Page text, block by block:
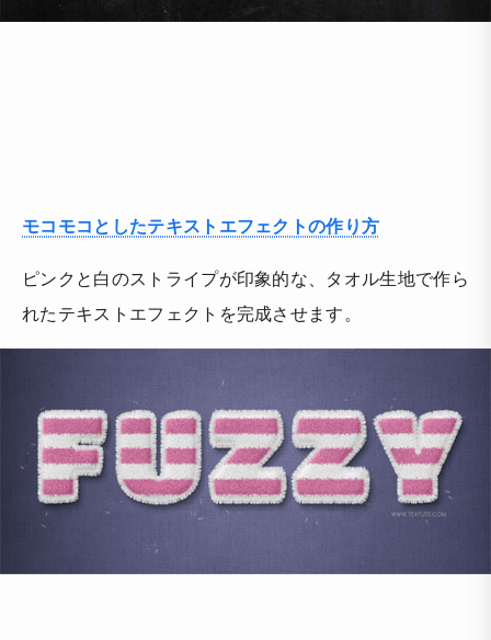
モコモコとしたテキストエフェクトの作り方
ピンクと白のストライプが印象的な、タオル生地で作ら
れたテキストエフェクトを完成させます。